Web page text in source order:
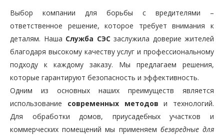
Выбор компании для борьбы с вредителями –
ответственное решение, которое требует внимания к
деталям. Наша Служба СЭСзаслужила доверие жителей
благодаря высокому качеству услуг и профессиональному
подходу к каждому заказу. Мы предлагаем решения,
которые гарантируют безопасность и эффективность.
Одним из основных наших преимуществ является
использование современных методов и технологий.
Для обработки домов, приусадебных участков и
коммерческих помещений мы применяем безвредные для